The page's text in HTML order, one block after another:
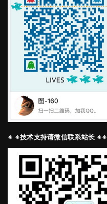
※ ※技术支持请微信联系站长 ※※